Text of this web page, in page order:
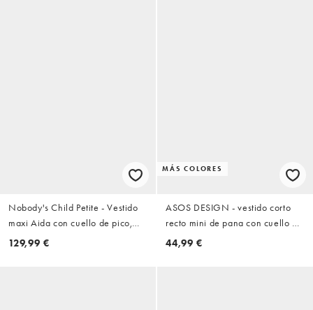
Nobody's Child Petite - Vestido
maxi Aida con cuello de pico,
ribete de encaje y detalle de
129,99 €
MÁS COLORES
ASOS DESIGN - vestido corto
recto mini de pana con cuello de
pico y ribete de encaje en negro
44,99 €